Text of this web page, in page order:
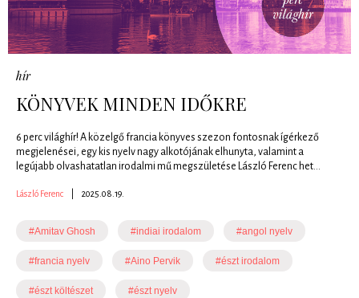
hír
KÖNYVEK MINDEN IDŐKRE
6 perc világhír! A közelgő francia könyves szezon fontosnak ígérkező
megjelenései, egy kis nyelv nagy alkotójának elhunyta, valamint a
legújabb olvashatatlan irodalmi mű megszületése László Ferenc het...
László Ferenc 2025.08.19.
#Amitav Ghosh #indiai irodalom #angol nyelv
#francia nyelv #Aino Pervik #észt irodalom
#észt költészet #észt nyelv